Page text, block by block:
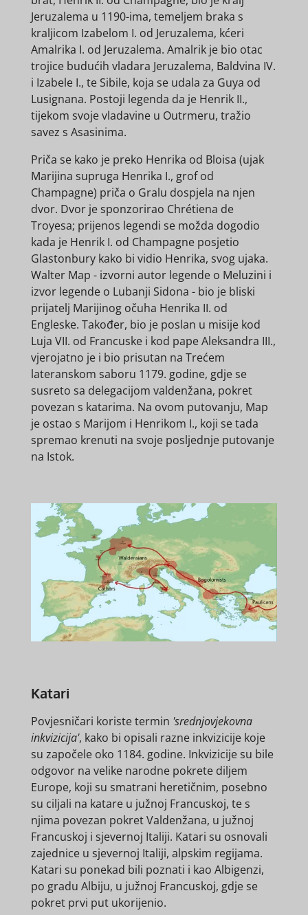
Jeruzalema u 1190-ima, temeljem braka s
kraljicom Izabelom I. od Jeruzalema, kćeri
Amalrika I. od Jeruzalema. Amalrik je bio otac
trojice budućih vladara Jeruzalema, Baldvina IV.
i Izabele I., te Sibile, koja se udala za Guya od
Lusignana. Postoji legenda da je Henrik II.,
tijekom svoje vladavine u Outrmeru, tražio
savez s Asasinima.
Priča se kako je preko Henrika od Bloisa (ujak
Marijina supruga Henrika I., grof od
Champagne) priča o Gralu dospjela na njen
dvor. Dvor je sponzorirao Chrétiena de
Troyesa; prijenos legendi se možda dogodio
kada je Henrik I. od Champagne posjetio
Glastonbury kako bi vidio Henrika, svog ujaka.
Walter Map - izvorni autor legende o Meluzini i
izvor legende o Lubanji Sidona - bio je bliski
prijatelj Marijinog očuha Henrika II. od
Engleske. Također, bio je poslan u misije kod
Luja VII. od Francuske i kod pape Aleksandra III.,
vjerojatno je i bio prisutan na Trećem
lateranskom saboru 1179. godine, gdje se
susreto sa delegacijom valdenžana, pokret
povezan s katarima. Na ovom putovanju, Map
je ostao s Marijom i Henrikom I., koji se tada
spremao krenuti na svoje posljednje putovanje
na Istok.
Katari
Povjesničari koriste termin 'srednjovjekovna
inkvizicija', kako bi opisali razne inkvizicije koje
su započele oko 1184. godine. Inkvizicije su bile
odgovor na velike narodne pokrete diljem
Europe, koji su smatrani heretičnim, posebno
su ciljali na katare u južnoj Francuskoj, te s
njima povezan pokret Valdenžana, u južnoj
Francuskoj i sjevernoj Italiji. Katari su osnovali
zajednice u sjevernoj Italiji, alpskim regijama.
Katari su ponekad bili poznati i kao Albigenzi,
po gradu Albiju, u južnoj Francuskoj, gdje se
pokret prvi put ukorijenio.